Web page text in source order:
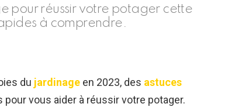
pour réussir votre potager cette
à comprendre.
du jardinage en 2023, des astuces
vous aider à réussir votre potager.